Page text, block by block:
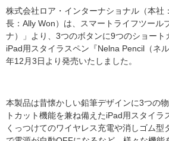
株式会社ロア・インターナショナル（本社
長：Ally Won）は、スマートライフツール
ナ）」より、3つのボタンに9つのショート
iPad用スタイラスペン『Nelna Pencil（ネ
年12月3日より発売いたしました。
本製品は昔懐かしい鉛筆デザインに3つの
トカット機能を兼ね備えたiPad用スタイラ
くっつけてのワイヤレス充電や消しゴム型